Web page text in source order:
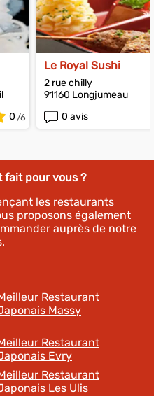
0
Le Royal Sushi
2 rue chilly
91160 Longjumeau
0 avis
fait pour vous ?
les restaurants
proposons également
auprès de notre
Restaurant
Massy
Restaurant
Evry
Restaurant
Les Ulis